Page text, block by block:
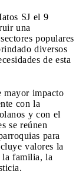
SJ el 9
una
populares
diversos
de esta
mayor impacto
con la
y con el
se reúnen
para
valores la
la familia, la